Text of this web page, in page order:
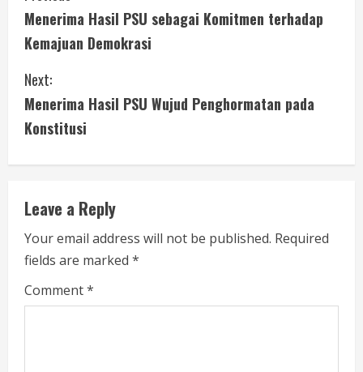
o
n
t
i
n
u
e
R
e
Menerima Hasil PSU sebagai Komitmen terhadap
Kemajuan Demokrasi
Next:
Menerima Hasil PSU Wujud Penghormatan pada
Konstitusi
Leave a Reply
Your email address will not be published. Required
fields are marked *
Comment*